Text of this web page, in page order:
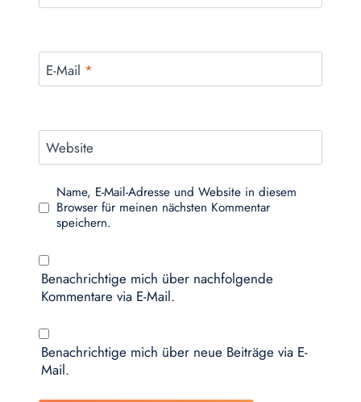
E-Mail *
Website
Name, E-Mail-Adresse und Website in diesem
Browser für meinen nächsten Kommentar
speichern.
Benachrichtige mich über nachfolgende
Kommentare via E-Mail.
Benachrichtige mich über neue Beiträge via E-
Mail.